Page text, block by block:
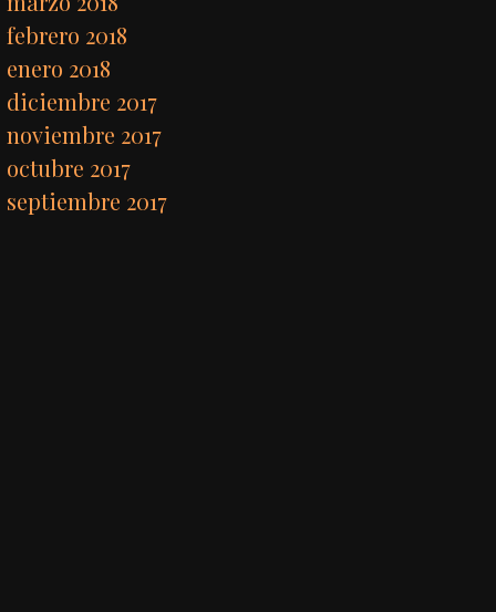
febrero 2018
enero 2018
diciembre 2017
noviembre 2017
octubre 2017
septiembre 2017